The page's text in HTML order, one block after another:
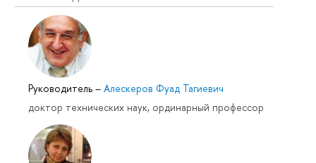
Руководитель – Алескеров Фуад Тагиевич
доктор технических наук, ординарный профессор